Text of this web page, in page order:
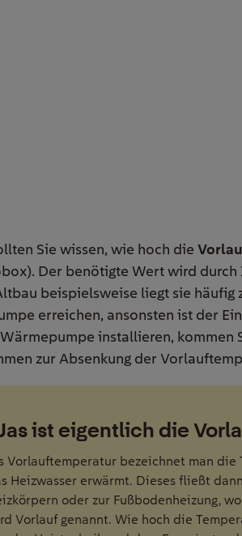
Sie wissen, wie hoch die
Der benötigte Wert wird durch
beispielsweise liegt sie häufig
erreichen, ansonsten ist der
installieren, kommen
zur Absenkung der
ist eigentlich die
Vorlauftemperatur bezeichnet man die
Heizwasser erwärmt. Dieses fließt
oder zur Fußbodenheizung,
Vorlauf genannt. Wie hoch die